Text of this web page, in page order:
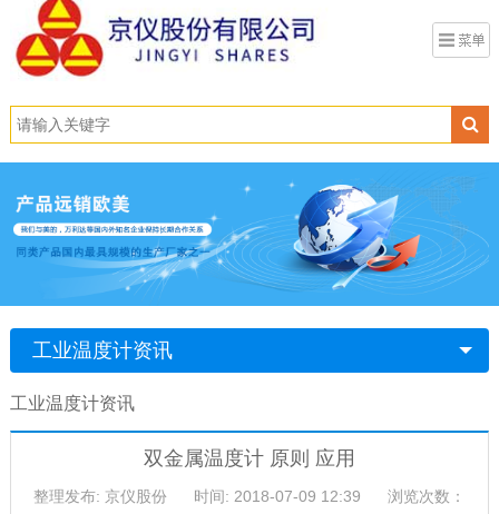
工业温度计资讯
工业温度计资讯
双金属温度计 原则 应用
整理发布: 京仪股份 时间: 2018-07-09 12:39 浏览次数：